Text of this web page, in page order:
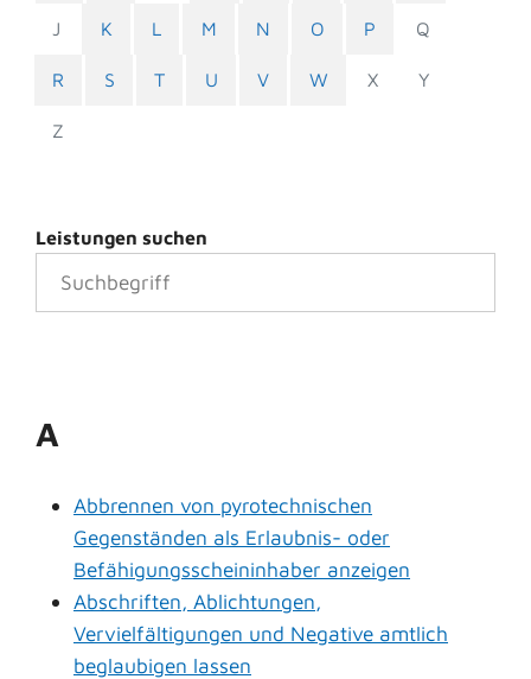
J K L M N O P Q
R S T U V W X Y
Z
Leistungen suchen
A
Abbrennen von pyrotechnischen
Gegenständen als Erlaubnis- oder
Befähigungsscheininhaber anzeigen
Abschriften, Ablichtungen,
Vervielfältigungen und Negative amtlich
beglaubigen lassen